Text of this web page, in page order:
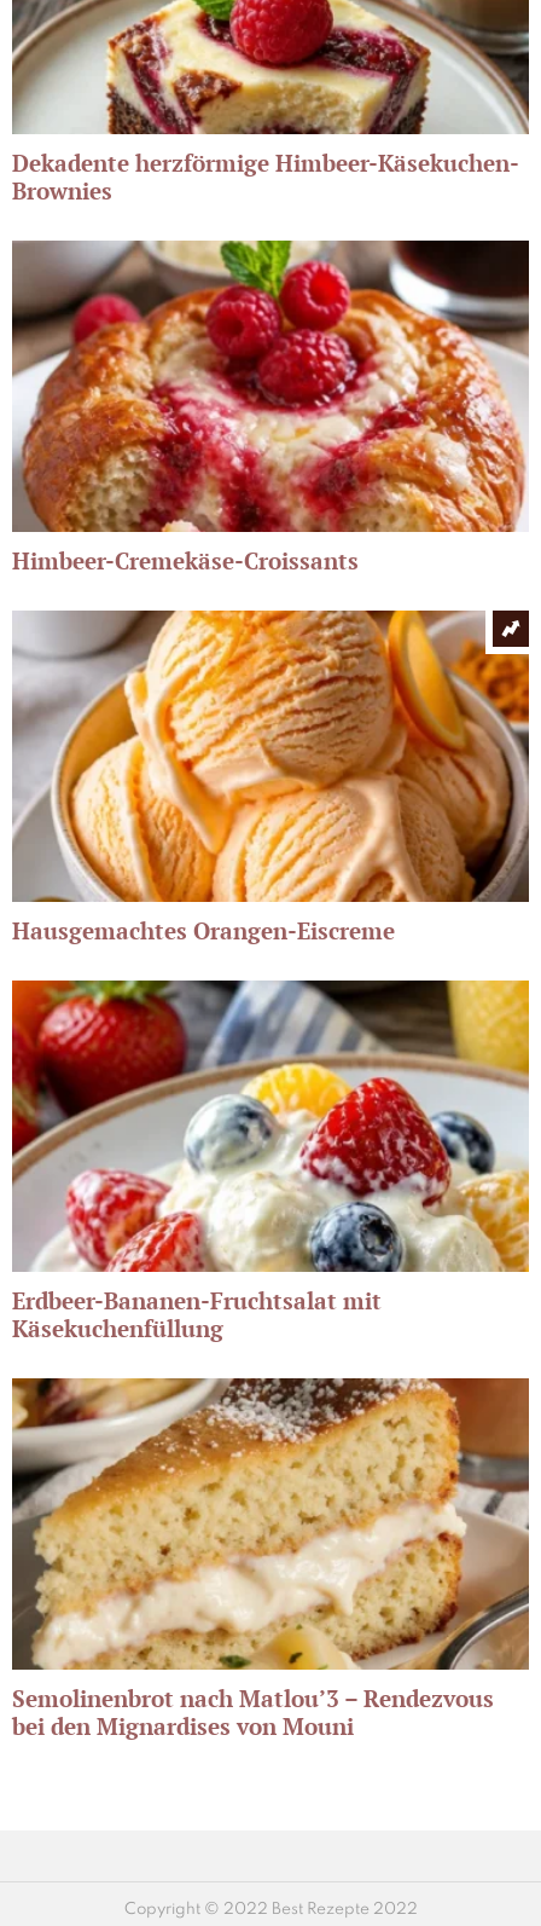
Dekadente herzförmige Himbeer-Käsekuchen-
Brownies
Himbeer-Cremekäse-Croissants
Hausgemachtes Orangen-Eiscreme
Erdbeer-Bananen-Fruchtsalat mit
Käsekuchenfüllung
Semolinenbrot nach Matlou’3 – Rendezvous
bei den Mignardises von Mouni
Copyright © 2022 Best Rezepte 2022